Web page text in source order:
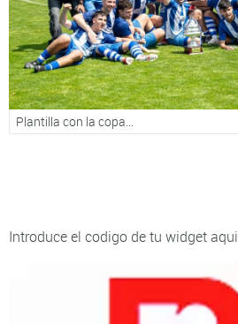
Plantilla con la copa...
Introduce el codigo de tu widget aqui